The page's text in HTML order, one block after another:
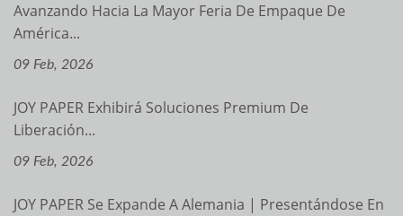
Avanzando Hacia La Mayor Feria De Empaque De
América...
09 Feb, 2026
JOY PAPER Exhibirá Soluciones Premium De
Liberación...
09 Feb, 2026
JOY PAPER Se Expande A Alemania | Presentándose En